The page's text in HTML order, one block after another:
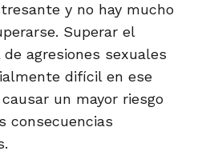
y no hay mucho
Superar el
agresiones sexuales
difícil en ese
un mayor riesgo
consecuencias